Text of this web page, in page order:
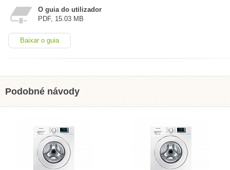
O guia do utilizador
PDF, 15.03 MB
Baixar o guia
Podobné návody